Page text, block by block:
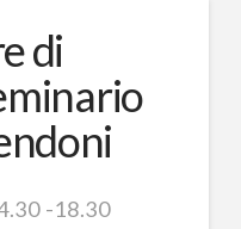
di
-18.30